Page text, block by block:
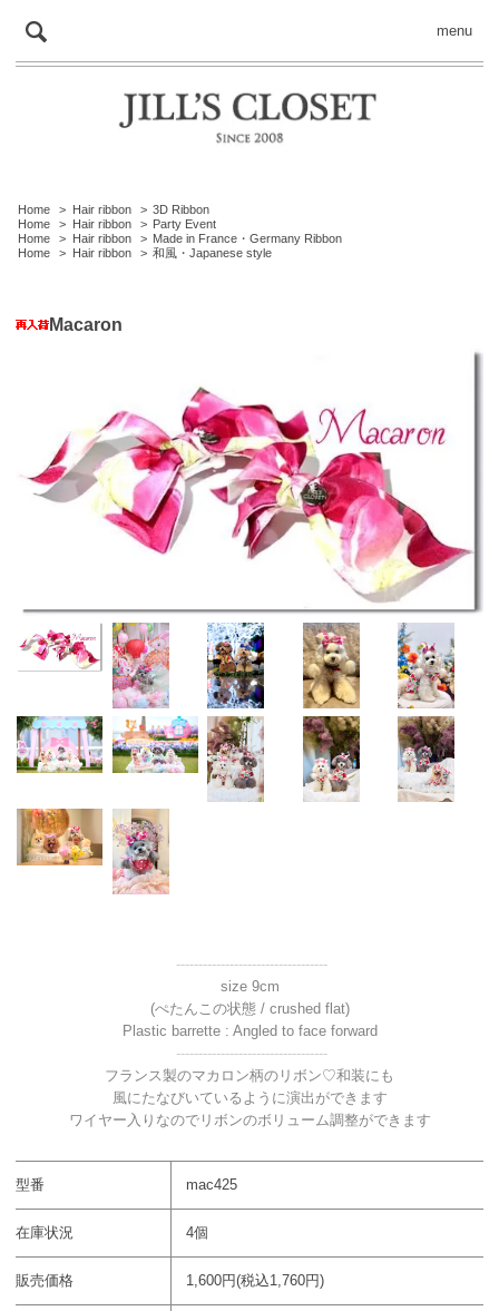
menu
Home > Hair ribbon > 3D Ribbon
Home
> Hair ribbon > Party Event
Home
> Hair ribbon > Made in France・Germany Ribbon
Home
> Hair ribbon > 和風・Japanese style
Macaron
----------------------------------
size 9cm
(ぺたんこの状態 / crushed flat)
Plastic barrette : Angled to face forward
----------------------------------
フランス製のマカロン柄のリボン♡和装にも
風にたなびいているように演出ができます
ワイヤー入りなのでリボンのボリューム調整ができます
型番 mac425
在庫状況 4個
販売価格 1,600円(税込1,760円)